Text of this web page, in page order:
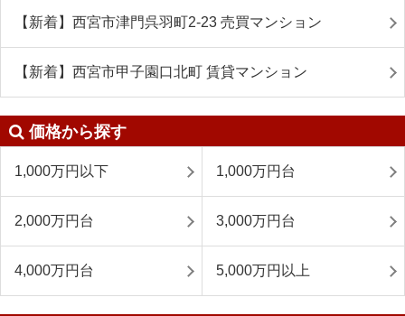
【新着】西宮市津門呉羽町2-23 売買マンション
【新着】西宮市甲子園口北町 賃貸マンション
価格から探す
1,000万円以下 1,000万円台
2,000万円台 3,000万円台
4,000万円台 5,000万円以上